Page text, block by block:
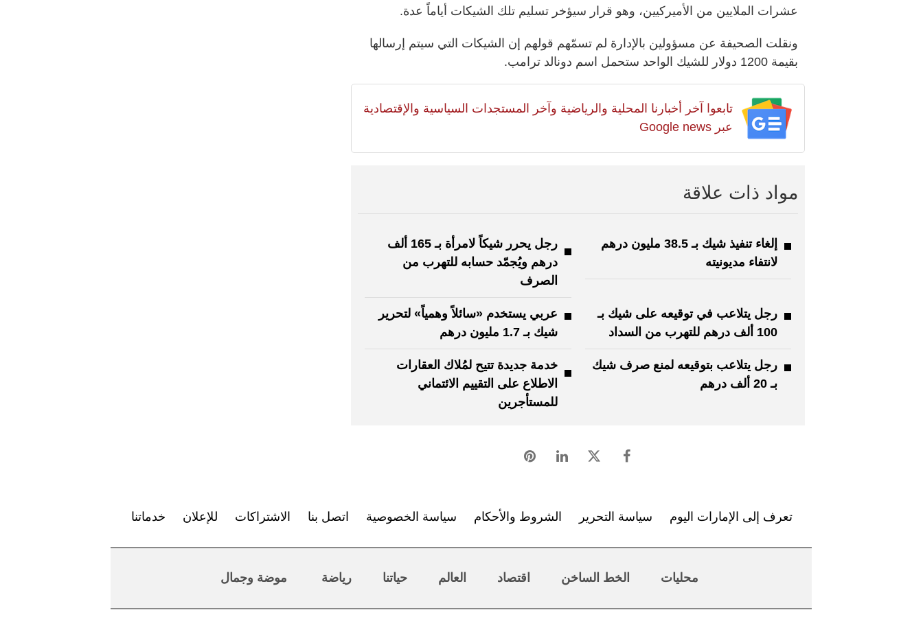
عشرات الملايين من الأميركيين، وهو قرار سيؤخر تسليم تلك الشيكات أياماً عدة.
ونقلت الصحيفة عن مسؤولين بالإدارة لم تسمّهم قولهم إن الشيكات التي سيتم إرسالها
بقيمة 1200 دولار للشيك الواحد ستحمل اسم دونالد ترامب.
تابعوا آخر أخبارنا المحلية والرياضية وآخر المستجدات السياسية والإقتصادية
عبر Google news
مواد ذات علاقة
إلغاء تنفيذ شيك بـ 38.5 مليون درهم
لانتفاء مديونيته
رجل يحرر شيكاً لامرأة بـ 165 ألف
درهم ويُجمّد حسابه للتهرب من
الصرف
رجل يتلاعب في توقيعه على شيك بـ
100 ألف درهم للتهرب من السداد
عربي يستخدم «سائلاً وهمياً» لتحرير
شيك بـ 1.7 مليون درهم
رجل يتلاعب بتوقيعه لمنع صرف شيك
بـ 20 ألف درهم
خدمة جديدة تتيح لمُلاك العقارات
الاطلاع على التقييم الائتماني
للمستأجرين
تعرف إلى الإمارات اليوم سياسة التحرير الشروط والأحكام سياسة الخصوصية اتصل بنا الاشتراكات للإعلان خدماتنا
محليات الخط الساخن اقتصاد العالم حياتنا رياضة موضة وجمال